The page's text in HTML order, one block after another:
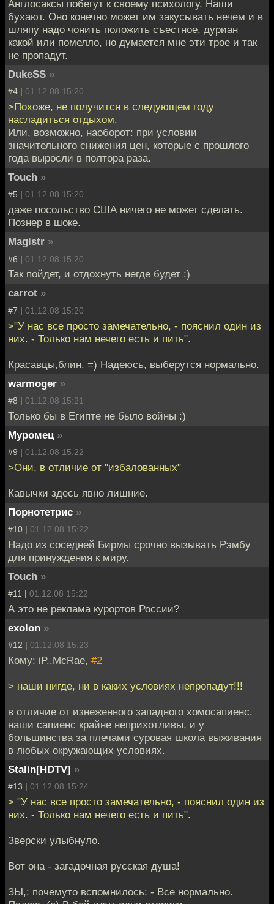
Англосаксы побегут к своему психологу. Наши
бухают. Оно конечно может им закусывать нечем и в
шляпу надо чонить положить съестное, дуриан
какой или помелло, но думается мне эти трое и так
не пропадут.
DukeSS »
#4 | 01.12.08 15:20
>Похоже, не получится в следующем году
насладиться отдыхом.
Или, возможно, наоборот: при условии
значительного снижения цен, которые с прошлого
года выросли в полтора раза.
Touch »
#5 | 01.12.08 15:20
даже посольство США ничего не может сделать.
Познер в шоке.
Magistr »
#6 | 01.12.08 15:20
Так пойдет, и отдохнуть негде будет :)
carrot »
#7 | 01.12.08 15:20
>"У нас все просто замечательно, - пояснил один из
них. - Только нам нечего есть и пить".
Красавцы,блин. =) Надеюсь, выберутся нормально.
warmoger »
#8 | 01.12.08 15:21
Только бы в Египте не было войны :)
Муромец »
#9 | 01.12.08 15:22
>Они, в отличие от "избалованных"
Кавычки здесь явно лишние.
Порнотетрис »
#10 | 01.12.08 15:22
Надо из соседней Бирмы срочно вызывать Рэмбу
для принуждения к миру.
Touch »
#11 | 01.12.08 15:22
А это не реклама курортов России?
exolon »
#12 | 01.12.08 15:23
Кому: iP..McRae, #2
> наши нигде, ни в каких условиях непропадут!!!
в отличие от изнеженного западного хомосапиенс.
наши сапиенс крайне неприхотливы, и у
большинства за плечами суровая школа выживания
в любых окружающих условиях.
Stalin[HDTV] »
#13 | 01.12.08 15:24
> "У нас все просто замечательно, - пояснил один из
них. - Только нам нечего есть и пить".
Зверски улыбнуло.
Вот она - загадочная русская душа!
ЗЫ,: почемуто вспомнилось: - Все нормально.